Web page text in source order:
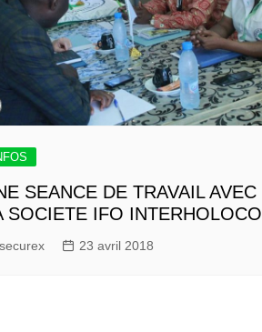
SEANCE DE TRAVAIL AVEC
SOCIETE IFO INTERHOLOCO
securex 23 avril 2018